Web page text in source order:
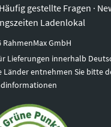
gestellte Fragen ·
Ladenlokal
RahmenMax GmbH
Lieferungen innerhalb
Länder entnehmen Sie bitte